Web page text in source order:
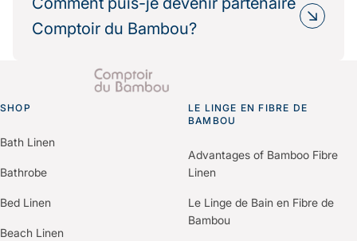
impact environnemental.
de leur politique RSE.
Nous fournissons les informations
pour vos démarches de certification (Green Key,
Comptoir du Bambou?
Il vous suffit de nous contacter via le formulaire
“Espace Professionnels” du site.
Un membre de notre équipe vous recontactera
pour comprendre vos besoins et construire une
offre personnalisée selon votre établissement.
SHOP
Bath Linen
Bathrobe
Bed Linen
Beach Linen
LE LINGE EN FIBRE DE
BAMBOU
Advantages of Bamboo Fibre
Linen
Le Linge de Bain en Fibre de
Bambou